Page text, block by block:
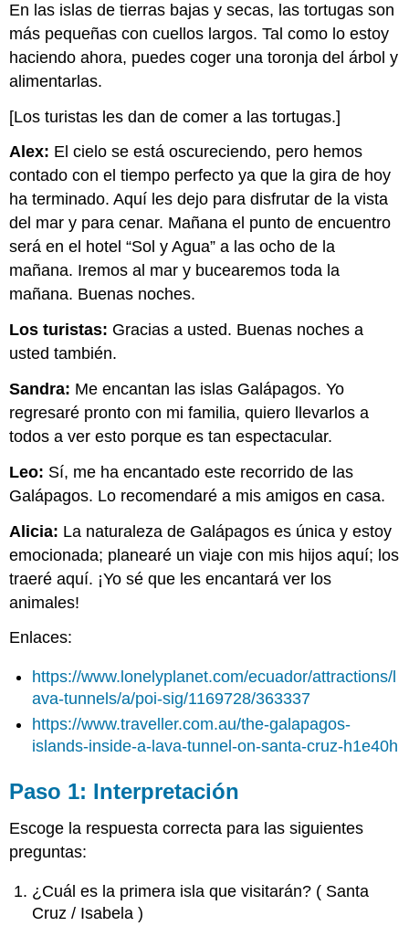
En las islas de tierras bajas y secas, las tortugas son
más pequeñas con cuellos largos. Tal como lo estoy
haciendo ahora, puedes coger una toronja del árbol y
alimentarlas.
[Los turistas les dan de comer a las tortugas.]
Alex: El cielo se está oscureciendo, pero hemos
contado con el tiempo perfecto ya que la gira de hoy
ha terminado. Aquí les dejo para disfrutar de la vista
del mar y para cenar. Mañana el punto de encuentro
será en el hotel “Sol y Agua” a las ocho de la
mañana. Iremos al mar y bucearemos toda la
mañana. Buenas noches.
Los turistas: Gracias a usted. Buenas noches a
usted también.
Sandra: Me encantan las islas Galápagos. Yo
regresaré pronto con mi familia, quiero llevarlos a
todos a ver esto porque es tan espectacular.
Leo: Sí, me ha encantado este recorrido de las
Galápagos. Lo recomendaré a mis amigos en casa.
Alicia: La naturaleza de Galápagos es única y estoy
emocionada; planearé un viaje con mis hijos aquí; los
traeré aquí. ¡Yo sé que les encantará ver los
animales!
Enlaces:
https://www.lonelyplanet.com/ecuador/attractions/l
ava-tunnels/a/poi-sig/1169728/363337
https://www.traveller.com.au/the-galapagos-
islands-inside-a-lava-tunnel-on-santa-cruz-h1e40h
Paso 1: Interpretación
Escoge la respuesta correcta para las siguientes
preguntas:
¿Cuál es la primera isla que visitarán? ( Santa
Cruz / Isabela )